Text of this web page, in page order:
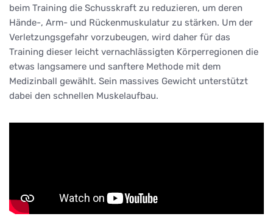
beim Training die Schusskraft zu reduzieren, um deren
Hände-, Arm- und Rückenmuskulatur zu stärken. Um der
Verletzungsgefahr vorzubeugen, wird daher für das
Training dieser leicht vernachlässigten Körperregionen die
etwas langsamere und sanftere Methode mit dem
Medizinball gewählt. Sein massives Gewicht unterstützt
dabei den schnellen Muskelaufbau.